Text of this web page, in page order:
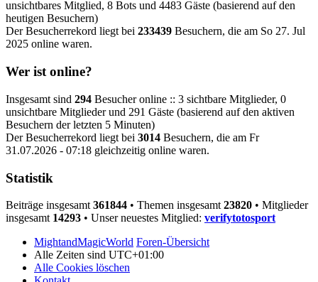
unsichtbares Mitglied, 8 Bots und 4483 Gäste (basierend auf den
heutigen Besuchern)
Der Besucherrekord liegt bei 233439 Besuchern, die am So 27. Jul
2025 online waren.
Wer ist online?
Insgesamt sind 294 Besucher online :: 3 sichtbare Mitglieder, 0
unsichtbare Mitglieder und 291 Gäste (basierend auf den aktiven
Besuchern der letzten 5 Minuten)
Der Besucherrekord liegt bei 3014 Besuchern, die am Fr
31.07.2026 - 07:18 gleichzeitig online waren.
Statistik
Beiträge insgesamt 361844 • Themen insgesamt 23820 • Mitglieder
insgesamt 14293 • Unser neuestes Mitglied: verifytotosport
MightandMagicWorld Foren-Übersicht
Alle Zeiten sind UTC+01:00
Alle Cookies löschen